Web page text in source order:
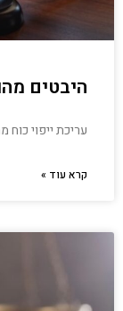
היבטים
עריכת ייפוי
קרא עוד »